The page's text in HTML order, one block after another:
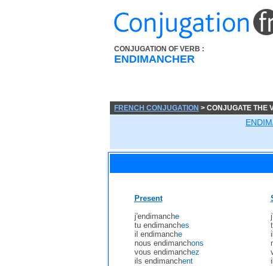
CONJUGATION OF VERB :
ENDIMANCHER
FRENCH CONJUGATION > CONJUGATE THE
Present
j'endimanche
tu endimanches
il endimanche
nous endimanchons
vous endimanchez
ils endimanchent